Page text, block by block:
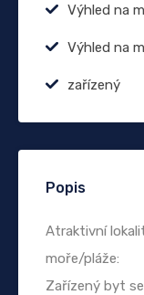
Výhled na
Výhled na
zařízený
Popis
Atraktivní
moře/pláže:
Zařízený byt